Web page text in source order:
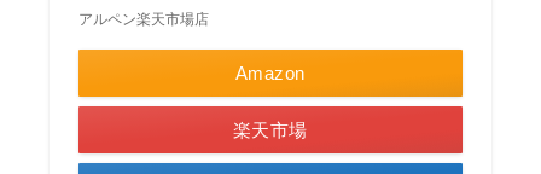
アルペン楽天市場店
Amazon
楽天市場